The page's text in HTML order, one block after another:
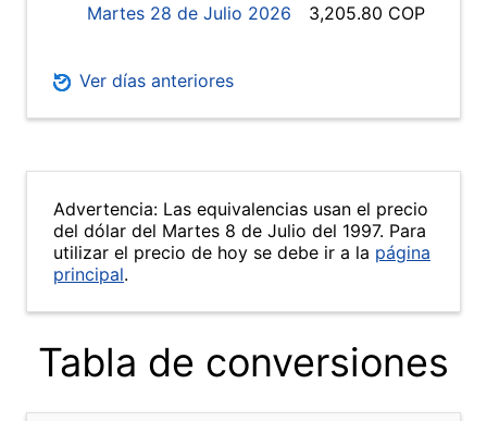
Martes 28 de Julio 2026
3,205.80 COP
Ver días anteriores
Advertencia: Las equivalencias usan el precio
del dólar del Martes 8 de Julio del 1997. Para
utilizar el precio de hoy se debe ir a la página
principal.
Tabla de conversiones